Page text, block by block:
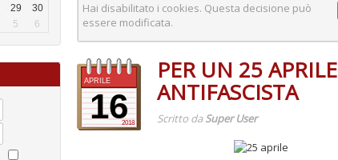
29
30
5 6
Hai disabilitato i cookies. Questa decisione può
essere modificata.
APRILE
162018
PER UN 25 APRILE
ANTIFASCISTA
Scritto daSuper User